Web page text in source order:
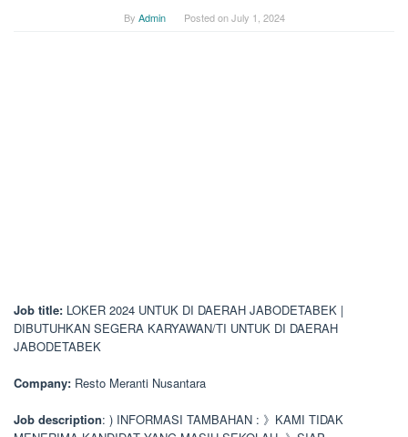
By Admin Posted onJuly 1, 2024
Job title: LOKER 2024 UNTUK DI DAERAH JABODETABEK |
DIBUTUHKAN SEGERA KARYAWAN/TI UNTUK DI DAERAH
JABODETABEK
Company: Resto Meranti Nusantara
Job description: ) INFORMASI TAMBAHAN : 》KAMI TIDAK